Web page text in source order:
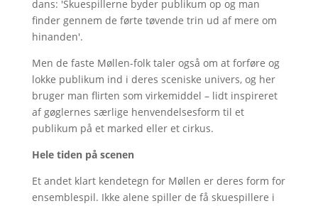
dans: 'Skuespillerne byder publikum op og man
finder gennem de førte tøvende trin ud af mere om
hinanden'.
Men de faste Møllen-folk taler også om at forføre og
lokke publikum ind i deres sceniske univers, og her
bruger man flirten som virkemiddel – lidt inspireret
af gøglernes særlige henvendelsesform til et
publikum på et marked eller et cirkus.
Hele tiden på scenen
Et andet klart kendetegn for Møllen er deres form for
ensemblespil. Ikke alene spiller de få skuespillere i